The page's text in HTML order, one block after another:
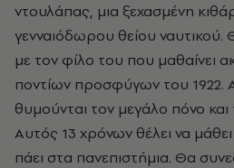
ντουλάπας, μια ξεχασμένη
γενναιόδωρου θείου ναυτικού.
με τον φίλο του που μαθαίνει
ποντίων προσφύγων του 1922.
θυμούνται τον μεγάλο πόνο και
Αυτός 13 χρόνων θέλει να
πάει στα πανεπιστήμια. Θα